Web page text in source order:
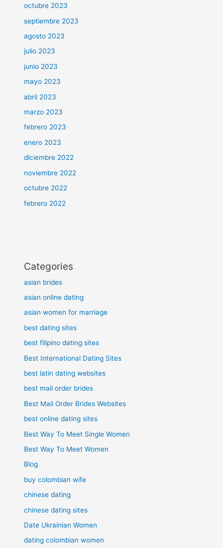
octubre 2023
septiembre 2023
agosto 2023
julio 2023
junio 2023
mayo 2023
abril 2023
marzo 2023
febrero 2023
enero 2023
diciembre 2022
noviembre 2022
octubre 2022
febrero 2022
Categories
asian brides
asian online dating
asian women for marriage
best dating sites
best filipino dating sites
Best International Dating Sites
best latin dating websites
best mail order brides
Best Mail Order Brides Websites
best online dating sites
Best Way To Meet Single Women
Best Way To Meet Women
Blog
buy colombian wife
chinese dating
chinese dating sites
Date Ukrainian Women
dating colombian women